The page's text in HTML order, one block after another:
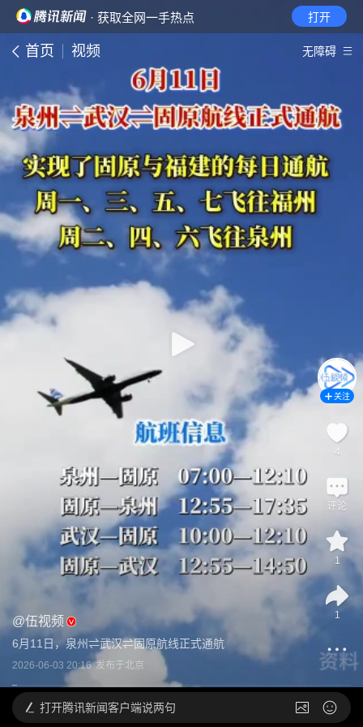
· 获取全网一手热点 打开
首页 视频 无障碍
@伍视频
6月11日，泉州⇌武汉⇌固原航线正式通航
2026-06-03 20:16 发布于北京
关注
4
评论
1
1
打开腾讯新闻客户端说两句